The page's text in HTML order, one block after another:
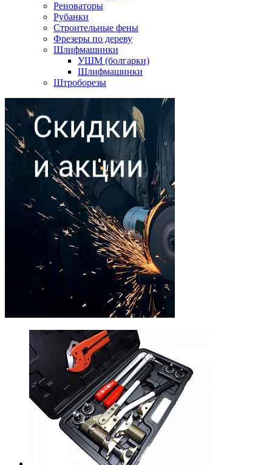
Реноваторы
Рубанки
Строительные фены
Фрезеры по дереву
Шлифмашинки
УШМ (болгарки)
Шлифмашинки
Штроборезы